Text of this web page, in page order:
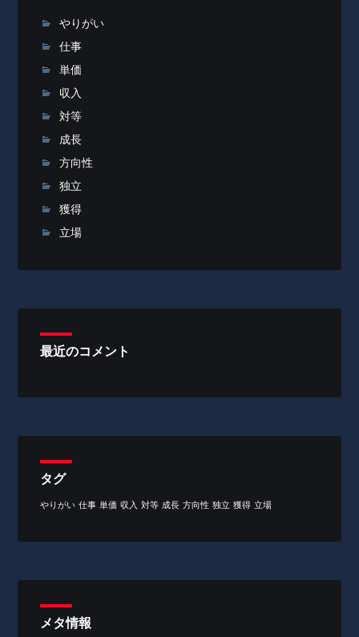
やりがい
仕事
単価
収入
対等
成長
方向性
独立
獲得
立場
最近のコメント
タグ
やりがい 仕事 単価 収入 対等 成長 方向性 独立 獲得 立場
メタ情報